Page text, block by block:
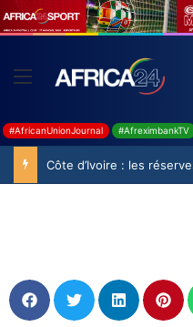
#AfricanUnionJournal #AfreximbankTV